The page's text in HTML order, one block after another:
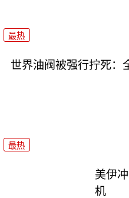
最热
世界油阀被强行拧死：
最热
美伊
机